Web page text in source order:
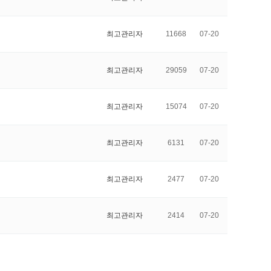
최고관리자 11668 07-20
최고관리자 29059 07-20
최고관리자 15074 07-20
최고관리자 6131 07-20
최고관리자 2477 07-20
최고관리자 2414 07-20